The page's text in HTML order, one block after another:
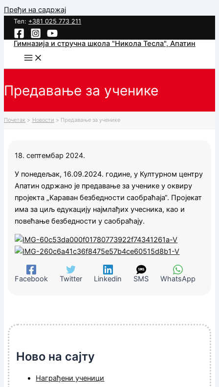
Пређи на садржај
Тел: +381 025 773 211
Гимназија и стручна школа "Никола Тесла", Апатин
Предавање за ученике
Почетак Новости Предавање за ученике
18. септембар 2024.
У понедељак, 16.09.2024. године, у Културном центру
Апатин одржано је предавањеза ученикеу оквиру
пројекта „Караван безбедности саобраћаја“. Пројекат
има за циљ едукацију најмлађих учесника, као и
повећање безбедности у саобраћају.
Facebook Twitter Linkedin SMS WhatsApp
Ново на сајту
Награђени ученици